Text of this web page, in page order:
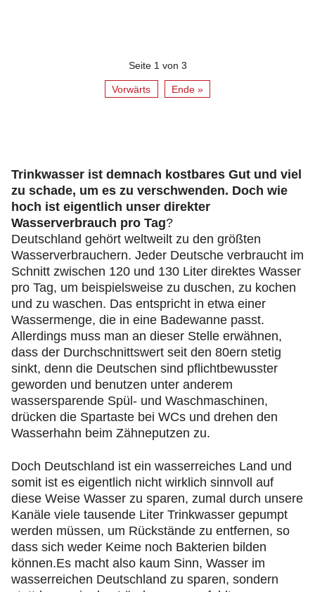
Seite 1 von 3
Vorwärts Ende »
Trinkwasser ist demnach kostbares Gut und viel
zu schade, um es zu verschwenden. Doch wie
hoch ist eigentlich unser direkter
Wasserverbrauch pro Tag?
Deutschland gehört weltweilt zu den größten
Wasserverbrauchern. Jeder Deutsche verbraucht im
Schnitt zwischen 120 und 130 Liter direktes Wasser
pro Tag, um beispielsweise zu duschen, zu kochen
und zu waschen. Das entspricht in etwa einer
Wassermenge, die in eine Badewanne passt.
Allerdings muss man an dieser Stelle erwähnen,
dass der Durchschnittswert seit den 80ern stetig
sinkt, denn die Deutschen sind pflichtbewusster
geworden und benutzen unter anderem
wassersparende Spül- und Waschmaschinen,
drücken die Spartaste bei WCs und drehen den
Wasserhahn beim Zähneputzen zu.
Doch Deutschland ist ein wasserreiches Land und
somit ist es eigentlich nicht wirklich sinnvoll auf
diese Weise Wasser zu sparen, zumal durch unsere
Kanäle viele tausende Liter Trinkwasser gepumpt
werden müssen, um Rückstände zu entfernen, so
dass sich weder Keime noch Bakterien bilden
können.Es macht also kaum Sinn, Wasser im
wasserreichen Deutschland zu sparen, sondern